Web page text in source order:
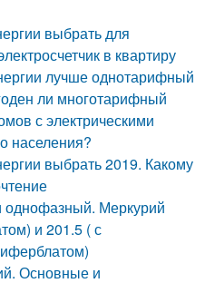
выбрать для
в квартиру
лучше однотарифный
ли многотарифный
с электрическими
населения?
выбрать 2019. Какому
однофазный. Меркурий
и 201.5 ( с
Основные и